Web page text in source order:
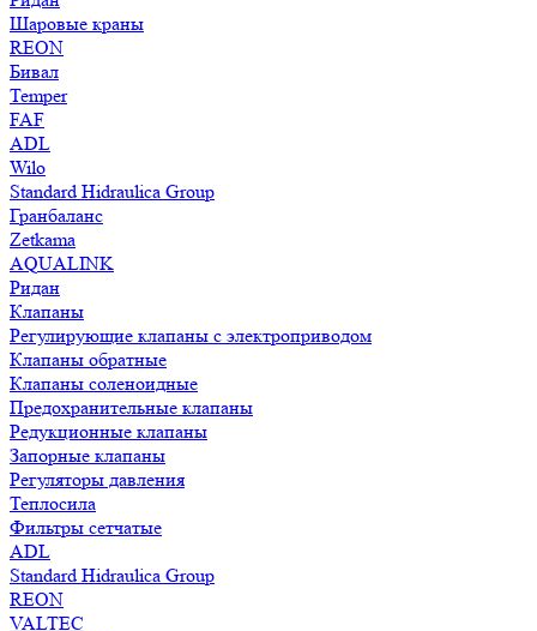
Шаровые краны
REON
Бивал
Temper
FAF
ADL
Wilo
Standard Hidraulica Group
Гранбаланс
Zetkama
AQUALINK
Ридан
Клапаны
Регулирующие клапаны с электроприводом
Клапаны обратные
Клапаны соленоидные
Предохранительные клапаны
Редукционные клапаны
Запорные клапаны
Регуляторы давления
Теплосила
Фильтры сетчатые
ADL
Standard Hidraulica Group
REON
VALTEC